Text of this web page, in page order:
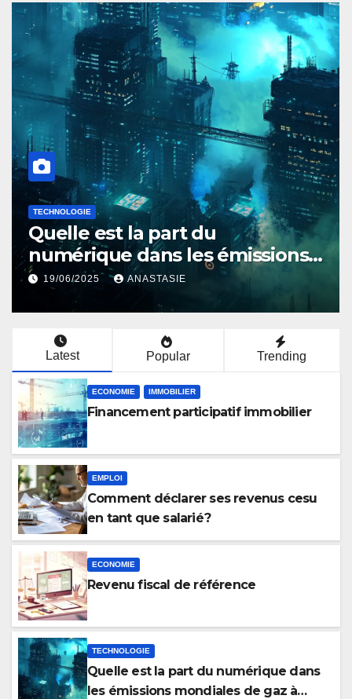
IMMOBILIER
Comment calculer les frais de
notaire ?
12/06/2025 ANASTASIE
Latest Popular Trending
ECONOMIE IMMOBILIER
Financement participatif immobilier
EMPLOI
Comment déclarer ses revenus cesu
en tant que salarié ?
ECONOMIE
Revenu fiscal de référence
TECHNOLOGIE
Quelle est la part du numérique dans
les émissions mondiales de gaz à